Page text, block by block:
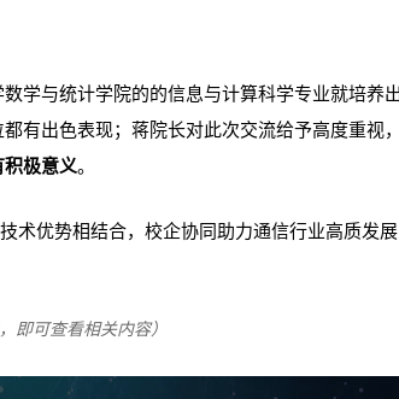
数学与统计学院的的信息与计算科学专业就培养
有出色表现； 蒋院长对此次交流给予高度重视，
积极意义。
术优势相结合，校企协同助力通信行业高质发展
即可查看相关内容）